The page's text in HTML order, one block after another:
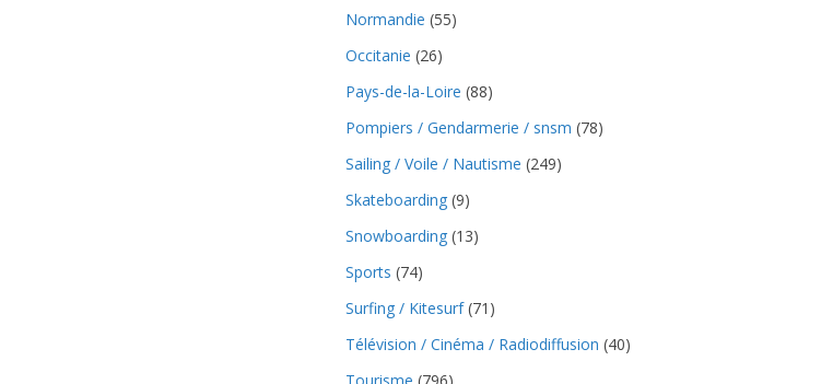
Normandie (55)
Occitanie (26)
Pays-de-la-Loire (88)
Pompiers / Gendarmerie / snsm (78)
Sailing / Voile / Nautisme (249)
Skateboarding (9)
Snowboarding (13)
Sports (74)
Surfing / Kitesurf(71)
Télévision / Cinéma / Radiodiffusion (40)
Tourisme (796)